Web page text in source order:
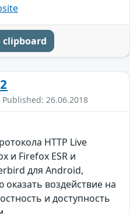
clipboard
Published: 26.06.2018
HTTP Live
и Firefox ESR и
для Android,
воздействие на
и доступность